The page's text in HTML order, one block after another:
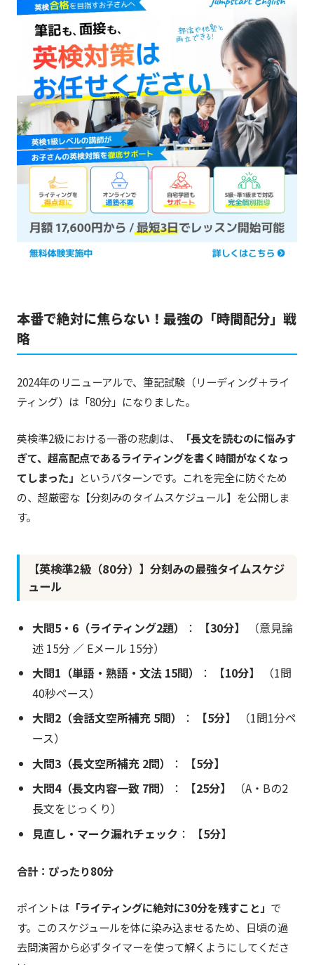
本番で絶対に焦らない！最強の「時間配分」戦
略
2024年のリニューアルで、筆記試験（リーディング＋ライ
ティング）は「80分」になりました。
英検準2級における一番の悲劇は、
「長文を読むのに悩みす
ぎて、超高配点であるライティングを書く時間がなくなっ
てしまった」 というパターンです。これを完全に防ぐため
の、超厳密な【分刻みのタイムスケジュール】を公開しま
す。
【英検準2級（80分）】分刻みの最強タイムスケジ
ュール
大問5・6（ライティング2題） ： 【30分】
（意見論
述 15分 ／ Eメール 15分）
大問1（単語・熟語・文法 15問）
： 【10分】
（1問
40秒ペース）
大問2（会話文空所補充 5問）
： 【5分】
（1問1分ペ
ース）
大問3（長文空所補充 2問）
：
【5分】
大問4（長文内容一致 7問）
： 【25分】
（A・Bの2
長文をじっくり）
見直し・マーク漏れチェック ： 【5分】
合計：ぴったり80分
ポイントは 「ライティングに絶対に30分を残すこと」 で
す。このスケジュールを体に染み込ませるため、日頃の過
去問演習から必ずタイマーを使って解くようにしてくださ